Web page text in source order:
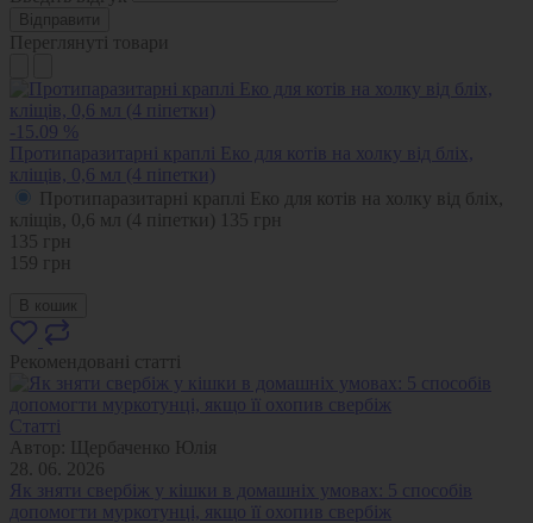
Відправити
Переглянуті товари
-15.09 %
Протипаразитарні краплі Еко для котів на холку від бліх,
кліщів, 0,6 мл (4 піпетки)
Протипаразитарні краплі Еко для котів на холку від бліх,
кліщів, 0,6 мл (4 піпетки) 135 грн
135 грн
159 грн
В кошик
Рекомендовані статті
Статті
Автор:
Щербаченко Юлія
28. 06. 2026
Як зняти свербіж у кішки в домашніх умовах: 5 способів
допомогти муркотунці, якщо її охопив свербіж